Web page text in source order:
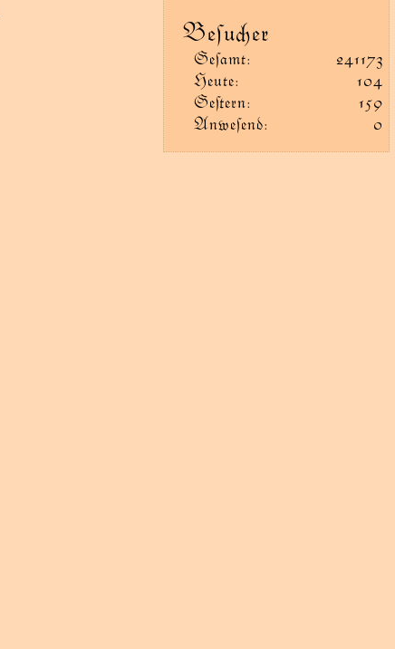
Beſuer
241173
Geſamt:
104
Heute:
159
Geﬅern:
0
Anweſend: